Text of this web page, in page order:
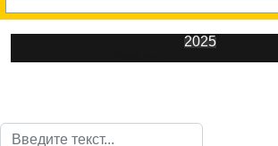
2025
Поиск